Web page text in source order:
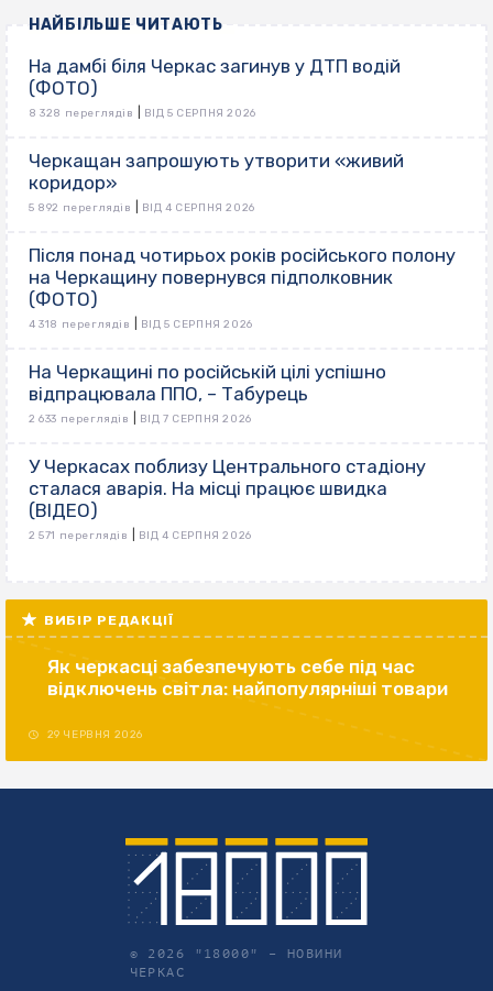
НАЙБІЛЬШЕ ЧИТАЮТЬ
На дамбі біля Черкас загинув у ДТП водій
(ФОТО)
8 328 переглядів ВІД 5 СЕРПНЯ 2026
Черкащан запрошують утворити «живий
коридор»
5 892 переглядів ВІД 4 СЕРПНЯ 2026
Після понад чотирьох років російського полону
на Черкащину повернувся підполковник
(ФОТО)
4 318 переглядів ВІД 5 СЕРПНЯ 2026
На Черкащині по російській цілі успішно
відпрацювала ППО, – Табурець
2 633 переглядів ВІД 7 СЕРПНЯ 2026
У Черкасах поблизу Центрального стадіону
сталася аварія. На місці працює швидка
(ВІДЕО)
2 571 переглядів ВІД 4 СЕРПНЯ 2026
ВИБІР РЕДАКЦІЇ
Як черкасці забезпечують себе під час
відключень світла: найпопулярніші товари
29 ЧЕРВНЯ 2026
© 2026 "18000" – НОВИНИ
ЧЕРКАС